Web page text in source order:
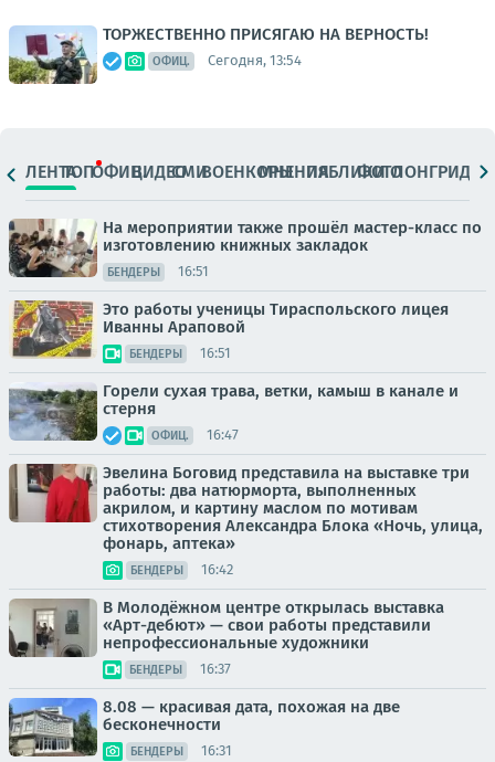
ТОРЖЕСТВЕННО ПРИСЯГАЮ НА ВЕРНОСТЬ!
ОФИЦ. Сегодня, 13:54
ЛЕНТАТОПОФИЦ.ВИДЕОСМИВОЕНКОРЫМНЕНИЯПАБЛИКИ
ФОТОЛОНГРИДЫ
На мероприятии также прошёл мастер-класс по
изготовлению книжных закладок
БЕНДЕРЫ 16:51
Это работы ученицы Тираспольского лицея
Иванны Араповой
БЕНДЕРЫ 16:51
Горели сухая трава, ветки, камыш в канале и
стерня
ОФИЦ. 16:47
Эвелина Боговид представила на выставке три
работы: два натюрморта, выполненных
акрилом, и картину маслом по мотивам
стихотворения Александра Блока «Ночь, улица,
фонарь, аптека»
БЕНДЕРЫ 16:42
В Молодёжном центре открылась выставка
«Арт-дебют» — свои работы представили
непрофессиональные художники
БЕНДЕРЫ 16:37
8.08 — красивая дата, похожая на две
бесконечности
БЕНДЕРЫ 16:31